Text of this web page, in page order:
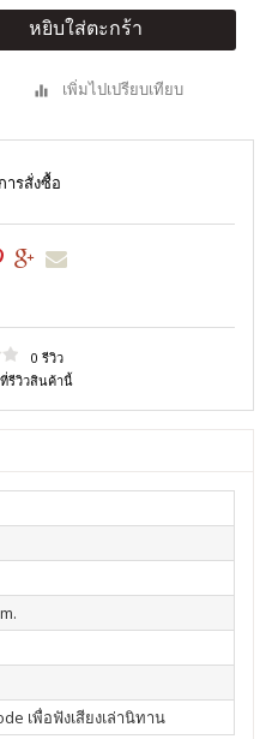
หยิบใส่ตะกร้า
เพิ่มไปเปรียบเทียบ
ารสั่งซื้อ
0 รีวิว
รีวิวสินค้านี้
เพื่อฟังเสียงเล่านิทาน